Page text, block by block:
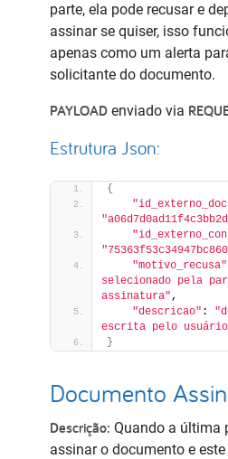
parte, ela pode recusar e
assinar se quiser, isso
apenas como um alerta
solicitante do documento.
PAYLOAD enviado via
Estrutura Json:
{
"motivo_recusa"
selecionado pela
assinatura",
"descricao" :
escrita pelo
}
Documento
Descrição: Quando a última
assinar o documento e